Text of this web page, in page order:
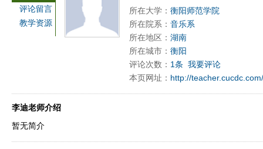
h key98991 methodmultiply operand97996xca
1dfbset
x9899197996xxca
1dfbthisxca 1dfbxca123
1printdfb
9899197996 xca
AAABBBCCCdefine blablaenddefine
dfbxyzendtemplate dfbCCCBBBAAA
dfb
dfb9899197
dfbmath key98991 methodmultipl
dfbsetx9899197996xxca
评论留言
教学资源
所在大学： 衡阳师范学院
所在院系： 音乐系
所在地区： 湖南
所在城市： 衡阳
评论次数： 1条 我要评论
本页网址： http://
李迪老师介绍
暂无简介